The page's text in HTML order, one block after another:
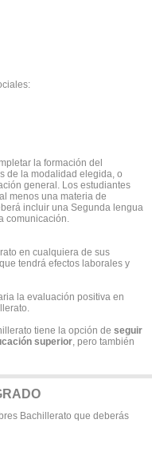
la formación del
de la modalidad elegida, o
general. Los estudiantes
menos una materia de
incluir una Segunda lengua
comunicación.
en cualquiera de sus
tendrá efectos laborales y
la evaluación positiva en
tiene la opción de seguir
superior, pero también
Bachillerato que deberás